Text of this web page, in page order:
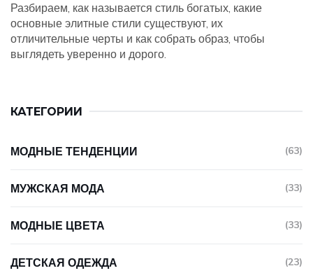
Разбираем, как называется стиль богатых, какие
основные элитные стили существуют, их
отличительные черты и как собрать образ, чтобы
выглядеть уверенно и дорого.
КАТЕГОРИИ
МОДНЫЕ ТЕНДЕНЦИИ (63)
МУЖСКАЯ МОДА (33)
МОДНЫЕ ЦВЕТА (33)
ДЕТСКАЯ ОДЕЖДА (23)